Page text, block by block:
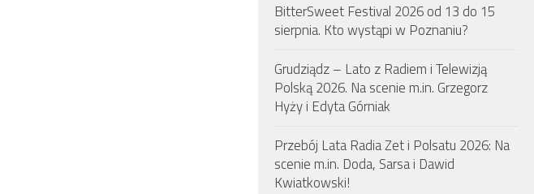
BitterSweet Festival 2026 od 13 do 15
sierpnia. Kto wystąpi w Poznaniu?
Grudziądz – Lato z Radiem i Telewizją
Polską 2026. Na scenie m.in. Grzegorz
Hyży i Edyta Górniak
Przebój Lata Radia Zet i Polsatu 2026: Na
scenie m.in. Doda, Sarsa i Dawid
Kwiatkowski!